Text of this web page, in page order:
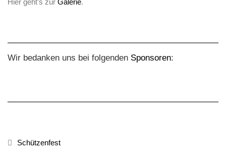
Hier geht’s zur Galerie.
Wir bedanken uns bei folgenden Sponsoren:
Schützenfest